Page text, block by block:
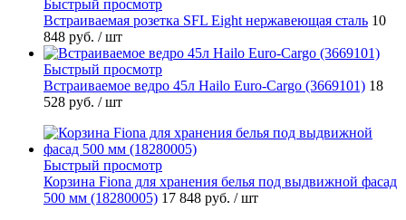
Быстрый просмотр
Встраиваемая розетка SFL Eight нержавеющая сталь 10
848 руб. / шт
Быстрый просмотр
Встраиваемое ведро 45л Hailo Euro-Cargo (3669101) 18
528 руб. / шт
Быстрый просмотр
Корзина Fiona для хранения белья под выдвижной фасад
500 мм (18280005) 17 848 руб. / шт